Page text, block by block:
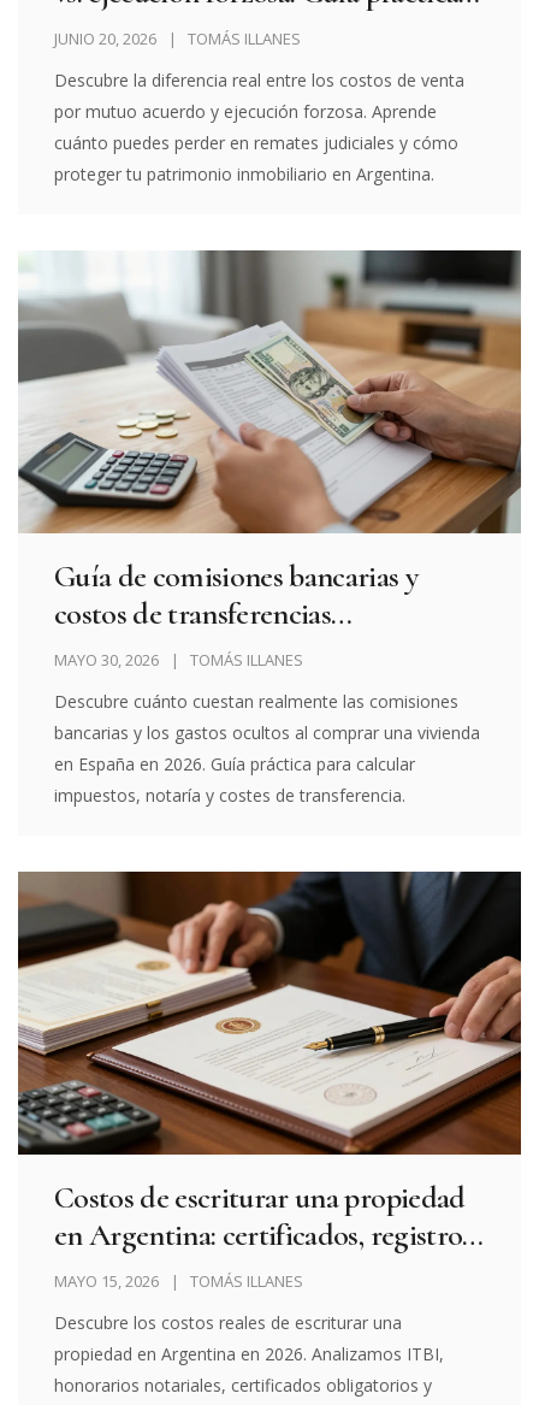
en Argentina
JUNIO 20, 2026 TOMÁS ILLANES
Descubre la diferencia real entre los costos de venta
por mutuo acuerdo y ejecución forzosa. Aprende
cuánto puedes perder en remates judiciales y cómo
proteger tu patrimonio inmobiliario en Argentina.
Guía de comisiones bancarias y
costos de transferencias
inmobiliarias en España 2026
MAYO 30, 2026 TOMÁS ILLANES
Descubre cuánto cuestan realmente las comisiones
bancarias y los gastos ocultos al comprar una vivienda
en España en 2026. Guía práctica para calcular
impuestos, notaría y costes de transferencia.
Costos de escriturar una propiedad
en Argentina: certificados, registros
y tasas 2026
MAYO 15, 2026 TOMÁS ILLANES
Descubre los costos reales de escriturar una
propiedad en Argentina en 2026. Analizamos ITBI,
honorarios notariales, certificados obligatorios y